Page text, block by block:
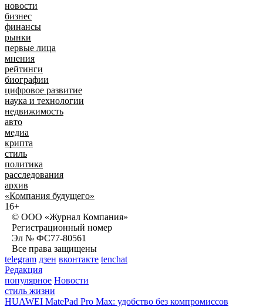
новости
бизнес
финансы
рынки
первые лица
мнения
рейтинги
биографии
цифровое развитие
наука и технологии
недвижимость
авто
медиа
крипта
стиль
политика
расследования
архив
«Компания будущего»
16+
© ООО «Журнал Компания»
Регистрационный номер
Эл № ФС77-80561
Все права защищены
telegram дзен вконтакте tenchat
Редакция
популярное Новости
стиль жизни
HUAWEI MatePad Pro Max: удобство без компромиссов